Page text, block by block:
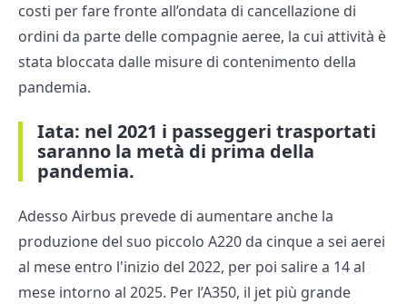
costi per fare fronte all’ondata di cancellazione di
ordini da parte delle compagnie aeree, la cui attività è
stata bloccata dalle misure di contenimento della
pandemia.
Iata: nel 2021 i passeggeri trasportati
saranno la metà di prima della
pandemia.
Adesso Airbus prevede di aumentare anche la
produzione del suo piccolo A220 da cinque a sei aerei
al mese entro l'inizio del 2022, per poi salire a 14 al
mese intorno al 2025. Per l’A350, il jet più grande